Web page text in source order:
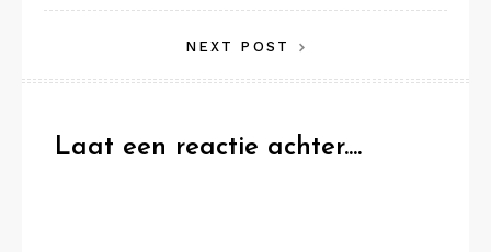
navigatie
NEXT POST
Laat een reactie achter....